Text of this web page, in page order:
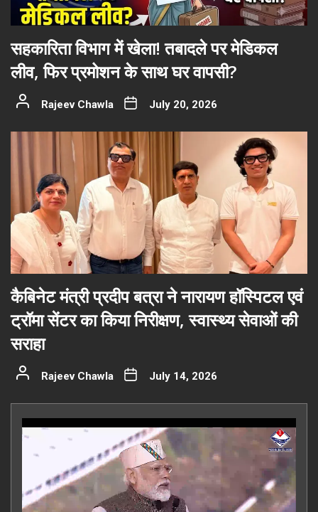
सहकारिता विभाग में खेला! तबादले पर मेडिकल
लीव, फिर प्रमोशन के साथ घर वापसी?
Rajeev Chawla July 20, 2026
कैबिनेट मंत्री प्रदीप बत्रा ने नारायण हॉस्पिटल एवं
ट्रॉमा सेंटर का किया निरीक्षण, स्वास्थ्य सेवाओं की
सराहा
Rajeev Chawla July 14, 2026